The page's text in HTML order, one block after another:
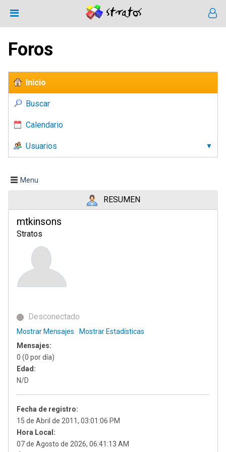
Foros
Inicio
Buscar
Calendario
Usuarios
Menu
RESUMEN
mtkinsons
Stratos
Desconectado
Mostrar Mensajes
Mostrar Estadísticas
Mensajes:
0 (0 por día)
Edad:
N/D
Fecha de registro:
15 de Abril de 2011, 03:01:06 PM
Hora Local:
07 de Agosto de 2026, 06:41:13 AM